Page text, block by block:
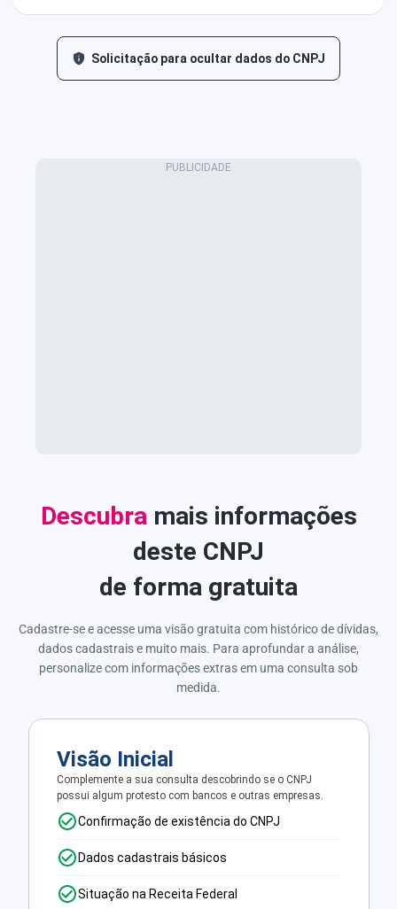
Solicitação para ocultar dados do CNPJ
Descubra mais informações
deste CNPJ
de forma gratuita
Cadastre-se e acesse uma visão gratuita com histórico de dívidas,
dados cadastrais e muito mais. Para aprofundar a análise,
personalize com informações extras em uma consulta sob
medida.
Visão Inicial
Complemente a sua consulta descobrindo se o CNPJ
possui algum protesto com bancos e outras empresas.
Confirmação de existência do CNPJ
Dados cadastrais básicos
Situação na Receita Federal